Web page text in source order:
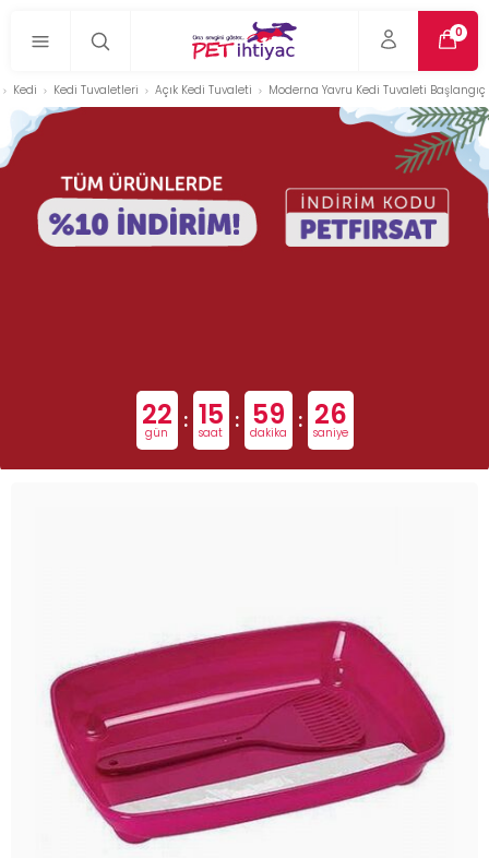
0
Kedi Kedi Tuvaletleri Açık Kedi Tuvaleti Moderna Yavru Kedi Tuvaleti Başlangıç
22
gün : 15
saat : 59
dakika : 25
saniye